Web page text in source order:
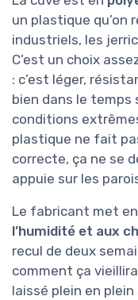
un plastique qu’on
industriels, les
C’est un choix
: c’est léger,
bien dans le temps
conditions
plastique ne fait
correcte, ça ne se
appuie sur les
Le fabricant met
l’humidité et aux
recul de deux
comment ça
laissé plein en